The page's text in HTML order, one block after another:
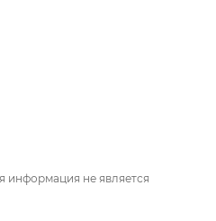
информация не является